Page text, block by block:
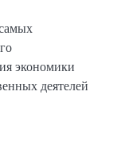
экономики
деятелей